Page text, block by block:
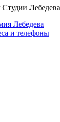
Студии Лебедева
Лебедева
и телефоны